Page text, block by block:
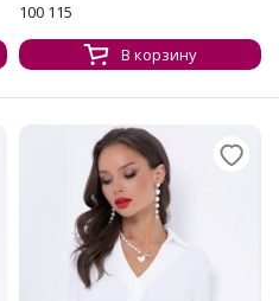
100 115
В корзину